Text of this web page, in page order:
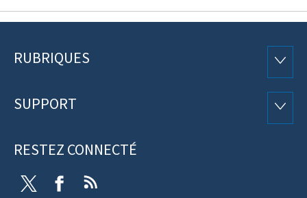
Pied
page
RUBRIQUES
SUPPORT
RESTEZ CONNECTÉ
Twitter Facebook